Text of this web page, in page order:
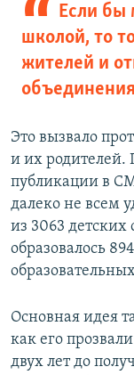
Если бы
школой, то
жителей и
объединения
Это вызвало
и их
публикации в
далеко не всем
из 3063
образовалось
Основная идея
как его
двух лет до